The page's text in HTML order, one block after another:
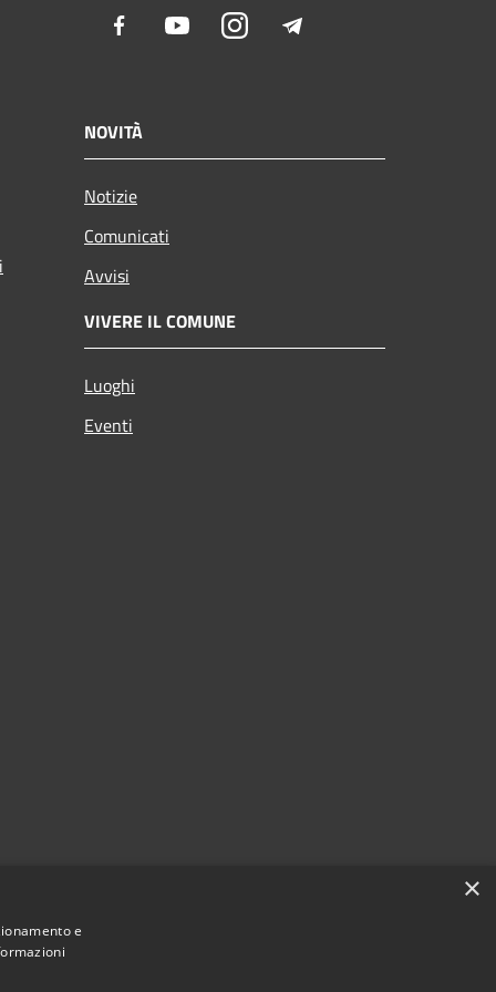
Facebook YoutubeInstagram
NOVITÀ
Notizie
Comunicati
Avvisi
VIVERE IL COMUNE
Luoghi
Eventi
×
e